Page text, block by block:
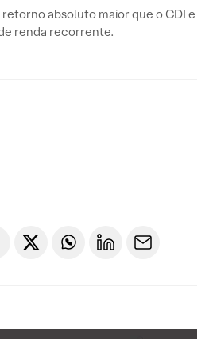
absoluto maior que o CDI e
renda recorrente.